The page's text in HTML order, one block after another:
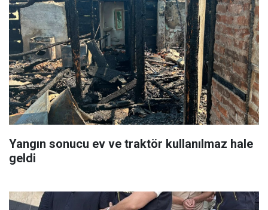
Yangın sonucu ev ve traktör kullanılmaz hale
geldi